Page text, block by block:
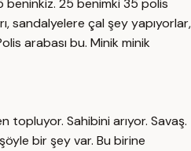
beninkiz. 25 benimki 35 polis
sandalyelere çal şey yapıyorlar,
arabası bu. Minik minik
topluyor. Sahibini arıyor. Savaş.
bir şey var. Bu birine